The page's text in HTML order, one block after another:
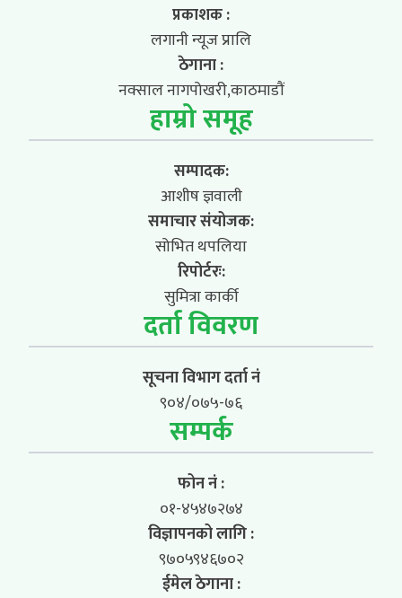
प्रकाशक :
लगानी न्यूज प्रालि
ठेगाना :
नक्साल नागपोखरी,काठमाडौं
हाम्रो समूह
सम्पादक:
आशीष ज्ञवाली
समाचार संयोजक:
सोभित थपलिया
रिपोर्टरः:
सुमित्रा कार्की
दर्ता विवरण
सूचना विभाग दर्ता नं
९०४/०७५-७६
सम्पर्क
फोन नं :
०१-४५४७२७४
विज्ञापनको लागि :
९७०५९४६७०२
ईमेल ठेगाना :